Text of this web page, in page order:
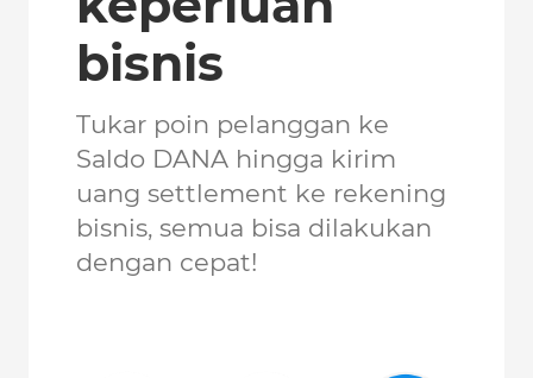
bisnis
Tukar poin pelanggan ke
Saldo DANA hingga kirim
uang settlement ke rekening
bisnis, semua bisa dilakukan
dengan cepat!